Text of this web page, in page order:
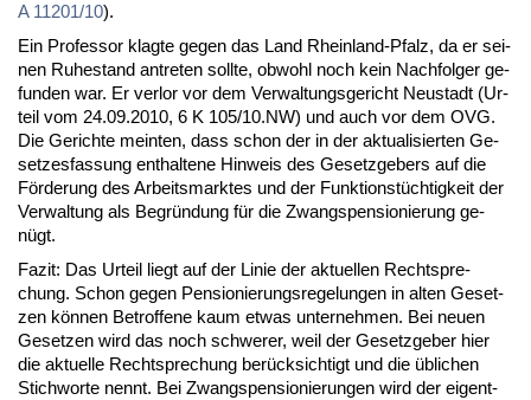
A 11201/10).
Ein Pro­fes­sor klag­te ge­gen das Land Rhein­land-Pfalz, da er sei­
nen Ru­he­stand an­tre­ten soll­te, ob­wohl noch kein Nach­fol­ger ge­
fun­den war. Er ver­lor vor dem Ver­wal­tungs­ge­richt Neu­stadt (Ur­
teil vom 24.09.2010, 6 K 105/10.NW) und auch vor dem OVG.
Die Ge­rich­te mein­ten, dass schon der in der ak­tua­li­sier­ten Ge­
set­zes­fas­sung ent­hal­te­ne Hin­weis des Ge­setz­ge­bers auf die
För­de­rung des Ar­beits­mark­tes und der Funk­ti­ons­tüch­tig­keit der
Ver­wal­tung als Be­grün­dung für die Zwangs­pen­sio­nie­rung ge­
nügt.
Fa­zit: Das Ur­teil liegt auf der Li­nie der ak­tu­el­len Recht­spre­
chung. Schon ge­gen Pen­sio­nie­rungs­re­ge­lun­gen in al­ten Ge­set­
zen kön­nen Be­trof­fe­ne kaum et­was un­ter­neh­men. Bei neu­en
Ge­set­zen wird das noch schwe­rer, weil der Ge­setz­ge­ber hier
die ak­tu­el­le Recht­spre­chung be­rück­sich­tigt und die üb­li­chen
Stich­wor­te nennt. Bei Zwangs­pen­sio­nie­run­gen wird der ei­gent­